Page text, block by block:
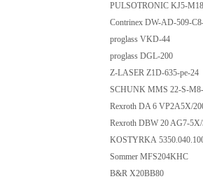
PULSOTRONIC
Contrinex DW-AD-
proglass VKD-44
proglass DGL-200
Z-LASER Z1D-635-
SCHUNK MMS 22-
Rexroth DA 6
Rexroth DBW 20 AG7-
KOSTYRKA
Sommer
B&R X20BB80